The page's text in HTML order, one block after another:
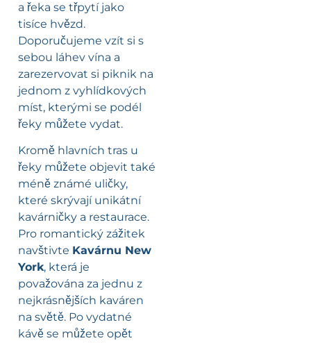
a řeka se třpytí jako
tisíce hvězd.
Doporučujeme vzít si s
sebou láhev vína a
zarezervovat si piknik na
jednom z vyhlídkových
míst, kterými se podél
řeky můžete vydat.
Kromě hlavních tras u
řeky můžete objevit také
méně známé uličky,
které skrývají unikátní
kavárničky a restaurace.
Pro romantický zážitek
navštivte Kavárnu New
York, která je
považována za jednu z
nejkrásnějších kaváren
na světě. Po vydatné
kávě se můžete opět